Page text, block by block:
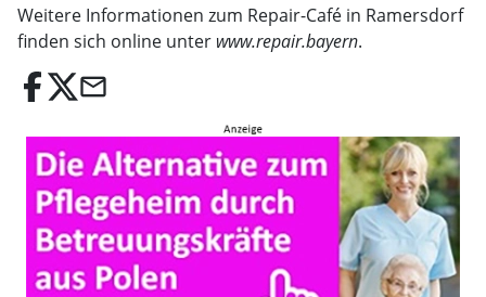
Weitere Informationen zum Repair-Café in Ramersdorf
finden sich online unter www.repair.bayern.
email